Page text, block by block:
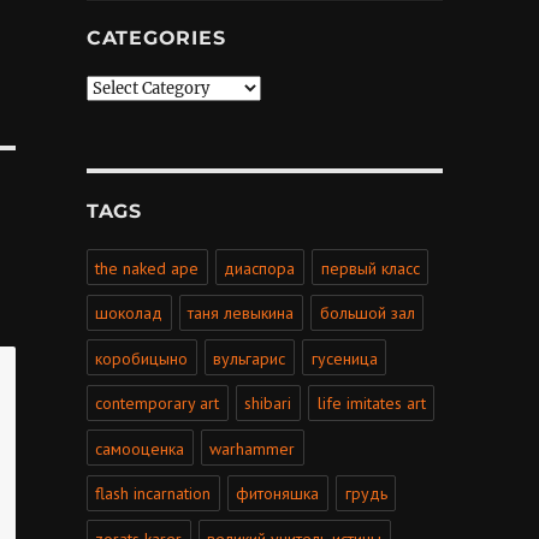
CATEGORIES
Categories
TAGS
the naked ape диаспора первый класс
шоколад таня левыкина большой зал
коробицыно вульгарис гусеница
contemporary art shibari life imitates art
самооценка warhammer
flash incarnation фитоняшка грудь